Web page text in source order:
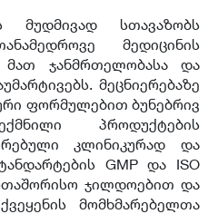
მუდმივად სთავაზობს
მედიცინის
მათ ჯანმრთელობასა და
მეცნიერებაზე
ფორმულებით ბუნებრივ
პროდუქტების
კლინიკურად და
GMP და ISO
ჯილდოებით და
მომხმარებელთა